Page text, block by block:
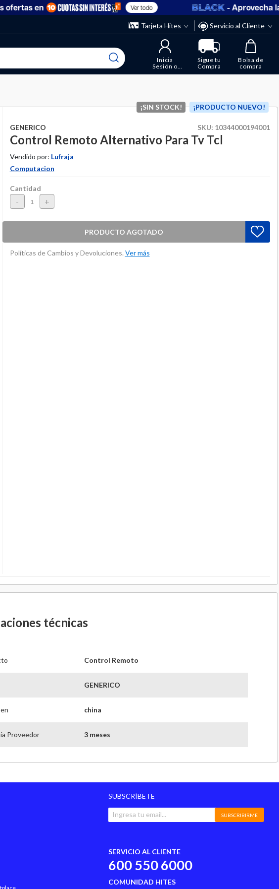
en Ver todo - Aprovecha las
Servicio al Cliente
Tarjeta Hites
Inicia
Sesión o
Regístrate
Sigue tu
Compra
Bolsa de
compra
correctamente
a “Mi cuenta” y elimina los que ya no necesitas.
¡SIN STOCK!
¡PRODUCTO NUEVO!
SKU: 10344000194001
GENERICO
Control Remoto Alternativo Para Tv Tcl
Vendido por: Lufraja
Computacion
Cantidad
- +
PRODUCTO AGOTADO
Políticas de Cambios y Devoluciones. Ver más
técnicas
Control Remoto
GENERICO
china
Proveedor 3 meses
SUBSCRÍBETE
SUBSCRIBIRME
SERVICIO AL CLIENTE
600 550 6000
COMUNIDAD HITES